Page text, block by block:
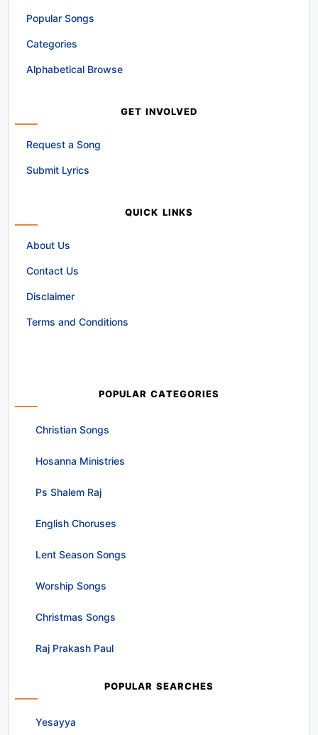
Popular Songs
Categories
Alphabetical Browse
GET INVOLVED
Request a Song
Submit Lyrics
QUICK LINKS
About Us
Contact Us
Disclaimer
Terms and Conditions
POPULAR CATEGORIES
Christian Songs
Hosanna Ministries
Ps Shalem Raj
English Choruses
Lent Season Songs
Worship Songs
Christmas Songs
Raj Prakash Paul
POPULAR SEARCHES
Yesayya